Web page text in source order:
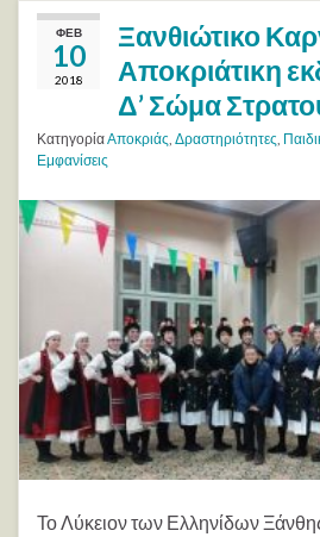
ΦΕΒ
10
2018
Ξανθιώτικο
Αποκριάτικη
Δ’ Σώμα
ΚατηγορίαΑποκριάς, Δραστηριότητες,
Εμφανίσεις
Το Λύκειον των Ελληνίδων